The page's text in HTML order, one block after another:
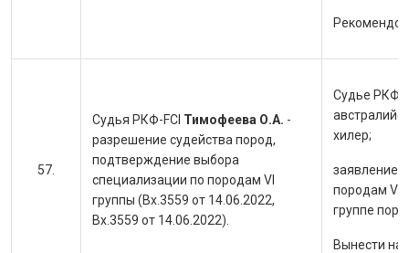
Судья РКФ-FCI Тимофеева О.А. -
разрешение судейства пород,
подтверждение выбора
специализации по породам VI
группы (Вх.3559 от 14.06.2022,
Вх.3559 от 14.06.2022).
Судье РКФ-
хилер;
заявление
породам VI
группе
Вынести на